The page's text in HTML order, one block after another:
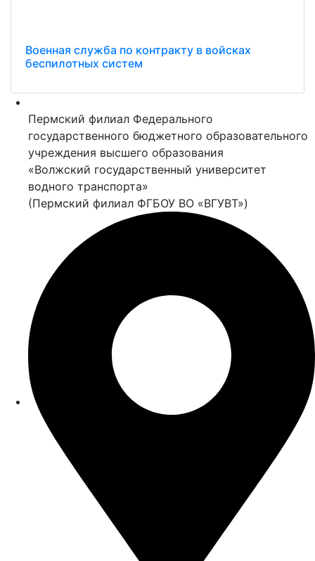
Военная служба по контракту в войсках
беспилотных систем
Пермский филиал Федерального
государственного бюджетного образовательного
учреждения высшего образования
«Волжский государственный университет
водного транспорта»
(Пермский филиал ФГБОУ ВО «ВГУВТ»)